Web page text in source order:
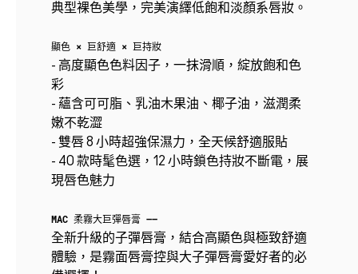
典型裸色美學，完美演繹低飽和淡顏系唇妝。
顯色 × 巨舒適 × 巨持妝
- 高度顯色色料因子，一抹滑順，綻放飽和色
彩
- 蘊含可可脂、乳油木果油、椰子油，滋潤柔
嫩不乾澀
- 雙唇 8 小時超強保濕力，全天候舒適服貼
- 40 款時髦色選，12 小時鎖色持妝不斷電，展
現唇色魅力
MAC 柔霧大巨彈唇膏 ——
全新升級的子彈唇膏，結合高顯色與極致舒適
體驗，是霧面唇膏控與大子彈唇膏愛好者的必